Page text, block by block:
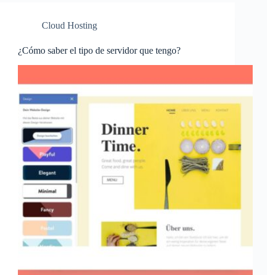
Cloud Hosting
¿Cómo saber el tipo de servidor que tengo?